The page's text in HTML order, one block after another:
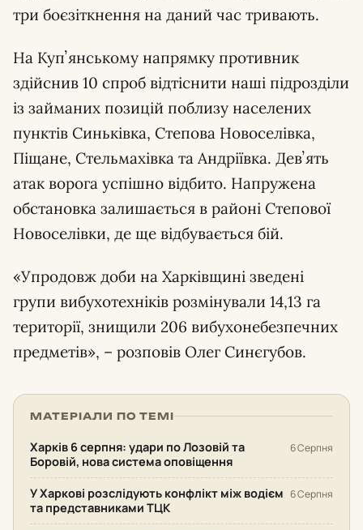
три боєзіткнення на даний час тривають.
На Купʼянському напрямку противник
здійснив 10 спроб відтіснити наші підрозділи
із займаних позицій поблизу населених
пунктів Синьківка, Степова Новоселівка,
Піщане, Стельмахівка та Андріївка. Девʼять
атак ворога успішно відбито. Напружена
обстановка залишається в районі Степової
Новоселівки, де ще відбувається бій.
«Упродовж доби на Харківщині зведені
групи вибухотехніків розмінували 14,13 га
території, знищили 206 вибухонебезпечних
предметів», – розповів Олег Синєгубов.
МАТЕРІАЛИ ПО ТЕМІ
Харків 6 серпня: удари по Лозовій та
Боровій, нова система оповіщення
6 Серпня
У Харкові розслідують конфлікт між водієм
та представниками ТЦК
6 Серпня